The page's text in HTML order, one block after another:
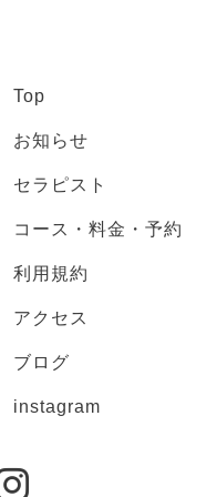
Top
お知らせ
セラピスト
コース・料金・予約
利用規約
アクセス
ブログ
instagram